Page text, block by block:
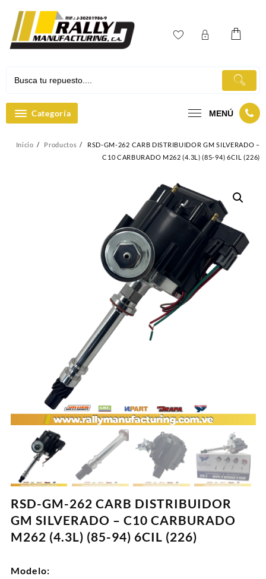
contenido
Categoría MENÚ
Inicio Productos
RSD-GM-262 CARB DISTRIBUIDOR GM SILVERADO –
C10 CARBURADO M262 (4.3L) (85-94) 6CIL (226)
RSD-GM-262 CARB DISTRIBUIDOR
GM SILVERADO – C10 CARBURADO
M262 (4.3L) (85-94) 6CIL (226)
Modelo: